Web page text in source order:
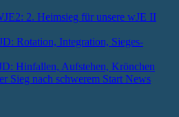
2. Heimsieg für unsere wJE II
Rotation, Integration, Sieges-
Hinfallen, Aufstehen, Krönchen
Sieg nach schwerem Start News